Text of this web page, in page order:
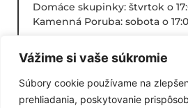
Vážime si vaše súkromie
Súbory cookie používame na
prehliadania, poskytovanie
Domáce skupinky: štvrtok o
Kamenná Poruba: sobota o
SPÄŤ NA